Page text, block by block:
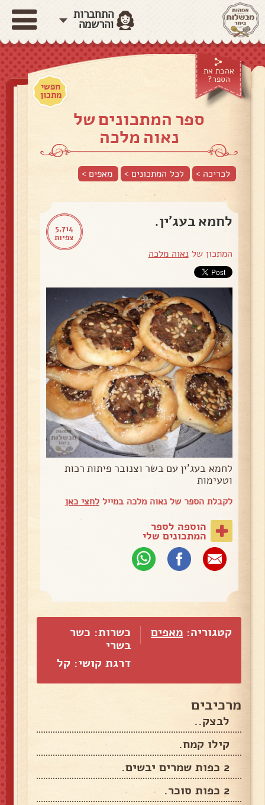
התחברות
והרשמה
אהבת את
הספר?
חפשי
מתכון
ספר המתכונים של
נאוה מלכה
לכריכה > לכל המתכונים > מאפים>
5,714
צפיות
לחמא בעג'ין.
המתכון שלנאוה מלכה
לחמא בעג'ין עם בשר וצנובר פיתות רכות
וטעימות
לקבלת הספר של נאוה מלכה במייללחצי כאן
הוספה לספר
המתכונים שלי
קטגוריה: מאפים
כשרות: כשר
בשרי
דרגת קושי: קל
מרכיבים
לבצק..
קילו קמח.
2 כפות שמרים יבשים.
2 כפות סוכר.